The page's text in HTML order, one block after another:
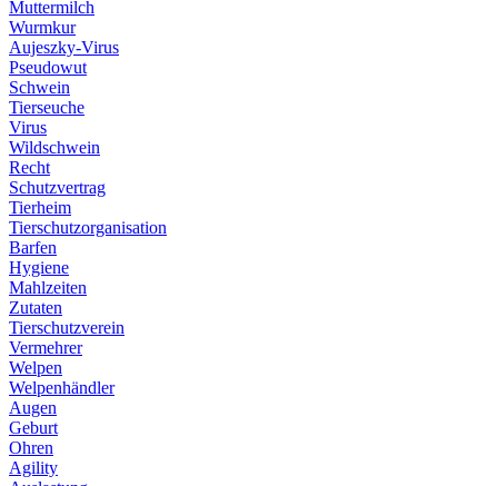
Muttermilch
Wurmkur
Aujeszky-Virus
Pseudowut
Schwein
Tierseuche
Virus
Wildschwein
Recht
Schutzvertrag
Tierheim
Tierschutzorganisation
Barfen
Hygiene
Mahlzeiten
Zutaten
Tierschutzverein
Vermehrer
Welpen
Welpenhändler
Augen
Geburt
Ohren
Agility